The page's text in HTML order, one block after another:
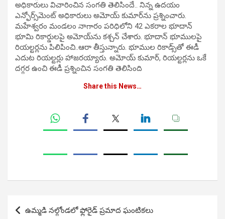
అధికారులు విచారించిన సంగతి తెలిసిందే.. నిన్న ఉదయం
ఎన్ఫోర్స్‌మెంట్‌ అధికారులు అమోయ్‌ కుమార్‌ను ప్రశ్నించారు.
మహేశ్వరం మండలం నాగారం పరిధిలోని 42 ఎకరాల భూదాన్‌
భూమి రికార్డులపై అమోయ్‌ను కశ్చన్‌ చేశారు. భూదాన్‌ భూములపై
రియల్టర్లను పిలిపించి..ఆరా తీస్తున్నారు. భూముల రికాడ్స్‌తో ఈడీ
ఎదుట రియల్టర్లు హాజరయ్యారు. అమోయ్‌ కుమార్‌, రియల్టర్లను ఒకే
దగ్గర ఉంచి ఈడీ ప్రశ్నించిన సంగతి తెలిసింది
Share this News…
Post
ఉమ్మడి నల్గోండలో ఫ్లోరైడ్ ప్రమాద ఘంటికలు